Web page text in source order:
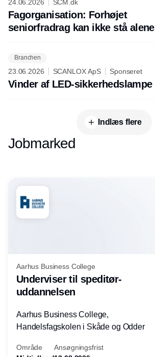
24.06.2026 SCM.dk
Fagorganisation: Forhøjet
seniorfradrag kan ikke stå alene
Branchen
23.06.2026 SCANLOX ApS Sponseret
Vinder af LED-sikkerhedslampe
Indlæs flere
Jobmarked
Aarhus Business College
Underviser til speditør-
uddannelsen
Aarhus Business College,
Handelsfagskolen i Skåde og Odder
Område
Ansøgningsfrist